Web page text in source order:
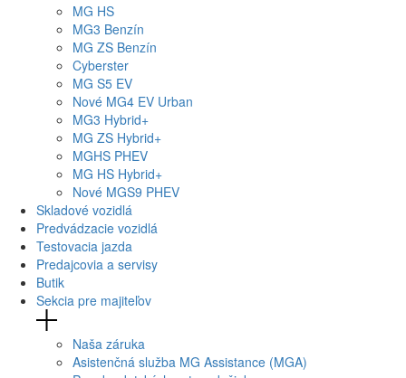
MG HS
MG3 Benzín
MG ZS Benzín
Cyberster
MG S5 EV
Nové MG4 EV Urban
MG3 Hybrid+
MG ZS Hybrid+
MGHS PHEV
MG HS Hybrid+
Nové MGS9 PHEV
Skladové vozidlá
Predvádzacie vozidlá
Testovacia jazda
Predajcovia a servisy
Butik
Sekcia pre majiteľov
Naša záruka
Asistenčná služba MG Assistance (MGA)